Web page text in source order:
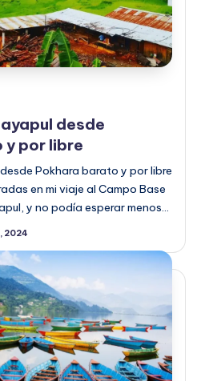
desde
y por libre
Pokhara barato y por libre
en mi viaje al Campo Base
y no podía esperar menos…
2024